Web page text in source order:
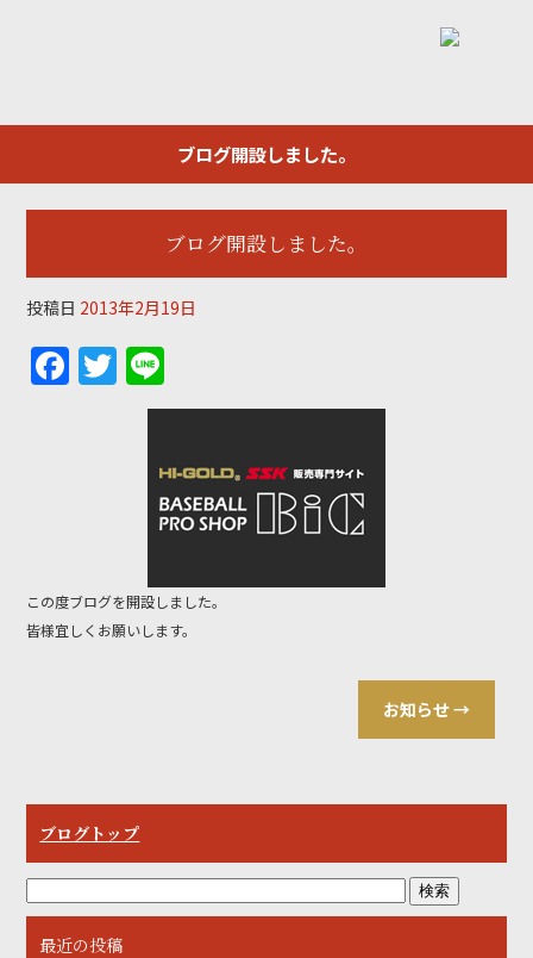
ブログ開設しました。
ブログ開設しました。
投稿日 2013年2月19日
F
a
o
k
T
w n
この度ブログを開設しました。
皆様宜しくお願いします。
お知らせ→
ブログトップ
最近の投稿